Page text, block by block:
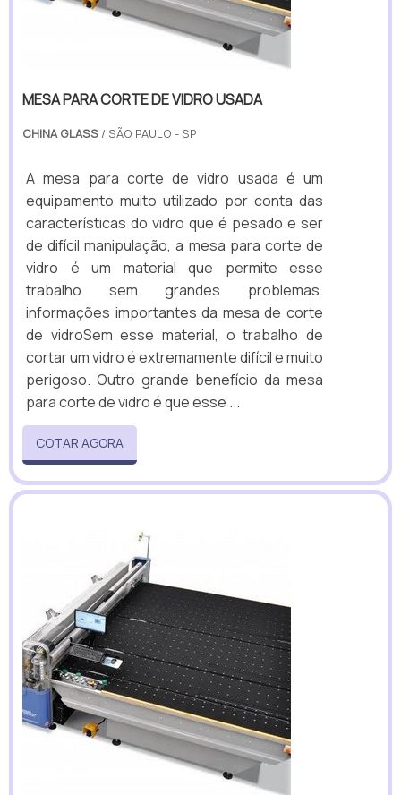
MESA PARA CORTE DE VIDRO USADA
CHINA GLASS / SÃO PAULO - SP
A mesa para corte de vidro usada é um
equipamento muito utilizado por conta das
características do vidro que é pesado e ser
de difícil manipulação, a mesa para corte de
vidro é um material que permite esse
trabalho sem grandes problemas.
informações importantes da mesa de corte
de vidroSem esse material, o trabalho de
cortar um vidro é extremamente difícil e muito
perigoso. Outro grande benefício da mesa
para corte de vidro é que esse ...
COTAR AGORA